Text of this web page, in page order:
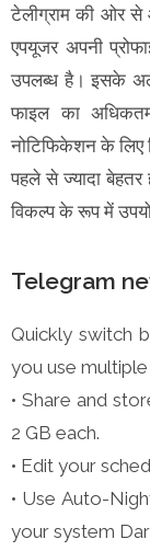
टेलीग्राम की ओर से
एपयूजर अपनी
उपलब्ध है। इसके
फाइल का
नोटिफिकेशन के लिए
पहले से ज्यादा
विकल्प के रूप में
Telegram
Quickly switch
you use
• Share and
2 GB each.
• Edit your
• Use Auto-
your system